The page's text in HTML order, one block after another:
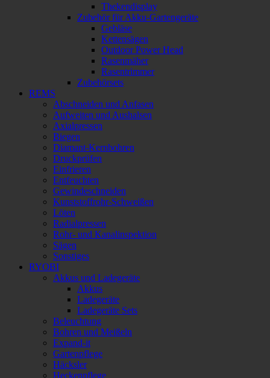
Thekendisplay
Zubehör für Akku-Gartengeräte
Gebläse
Kettensägen
Outdoor Power Head
Rasenmäher
Rasentrimmer
Zubehörsets
REMS
Abschneiden und Anfasen
Aufweiten und Aushalsen
Axialpressen
Biegen
Diamant-Kernbohren
Druckprüfen
Einfrieren
Entfeuchten
Gewindeschneiden
Kunststoffrohr-Schweißen
Löten
Radialpressen
Rohr- und Kanalinspektion
Sägen
Sonstiges
RYOBI
Akkus und Ladegeräte
Akkus
Ladegeräte
Ladegeräte Sets
Beleuchtung
Bohren und Meißeln
Expand-it
Gartenpflege
Häcksler
Heckenpflege